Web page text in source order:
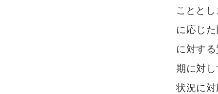
ことと
に応じ
に対す
期に対
状況に